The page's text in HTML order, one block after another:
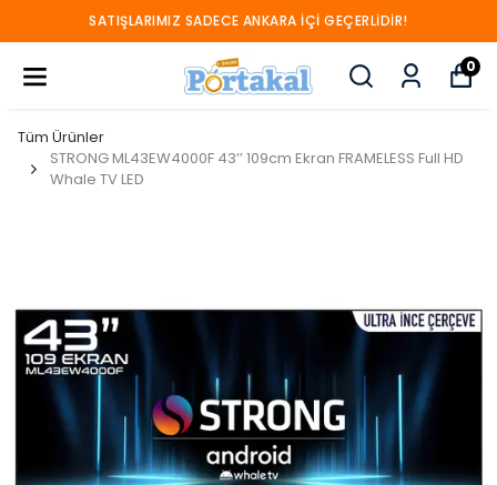
SATIŞLARIMIZ SADECE ANKARA İÇİ GEÇERLİDİR!
0
Tüm Ürünler
STRONG ML43EW4000F 43’’ 109cm Ekran FRAMELESS Full HD
Whale TV LED